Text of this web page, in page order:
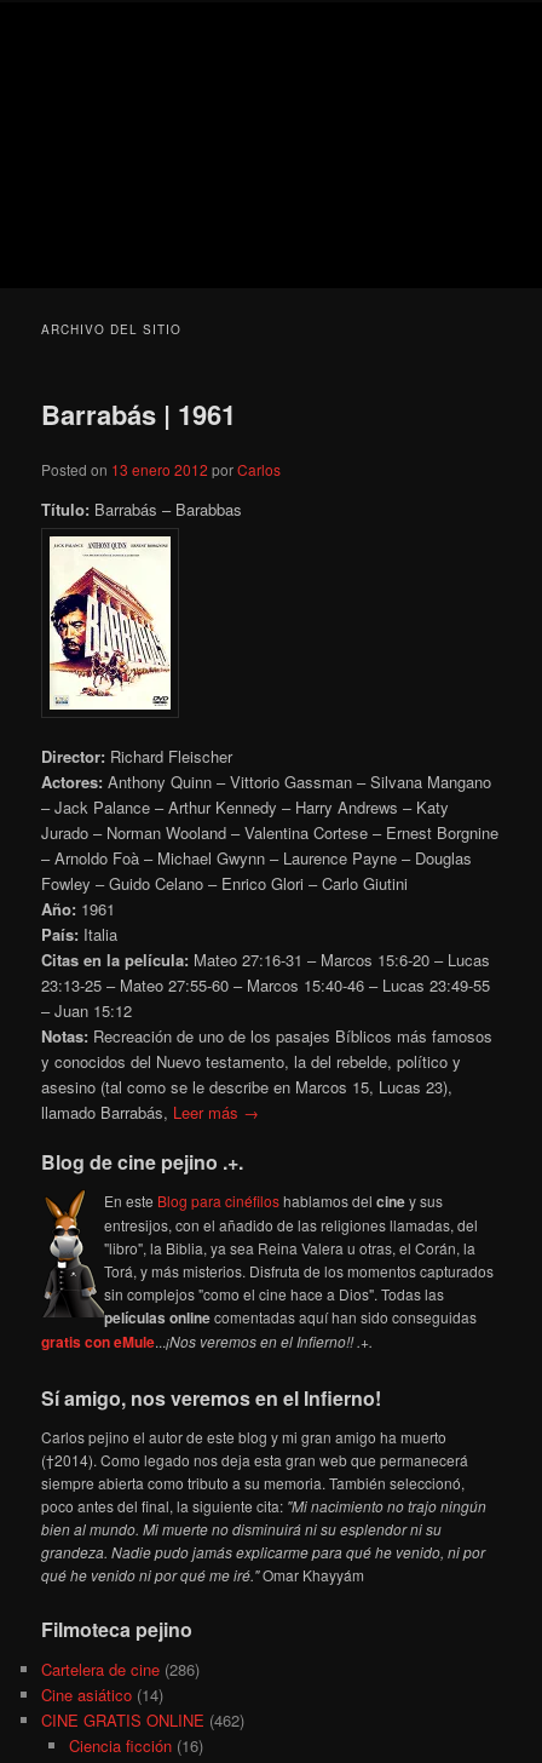
ARCHIVO DEL SITIO
Barrabás | 1961
Posted on 13 enero 2012 porCarlos
Título: Barrabás – Barabbas
Director: Richard Fleischer
Actores: Anthony Quinn – Vittorio Gassman – Silvana Mangano
– Jack Palance – Arthur Kennedy – Harry Andrews – Katy
Jurado – Norman Wooland – Valentina Cortese – Ernest Borgnine
– Arnoldo Foà – Michael Gwynn – Laurence Payne – Douglas
Fowley – Guido Celano – Enrico Glori – Carlo Giutini
Año: 1961
País: Italia
Citas en la película: Mateo 27:16-31 – Marcos 15:6-20 – Lucas
23:13-25 – Mateo 27:55-60 – Marcos 15:40-46 – Lucas 23:49-55
– Juan 15:12
Notas: Recreación de uno de los pasajes Bíblicos más famosos
y conocidos del Nuevo testamento, la del rebelde, político y
asesino (tal como se le describe en Marcos 15, Lucas 23),
llamado Barrabás, Leer más →
Blog de cine pejino .+.
En este Blog para cinéfiloshablamos delciney sus
entresijos, con el añadido de las religiones llamadas, del
"libro", la Biblia, ya sea Reina Valera u otras, el Corán, la
Torá, y más misterios. Disfruta de los momentos capturados
sin complejos "como el cine hace a Dios". Todas las
películas onlinecomentadas aquí han sido conseguidas
gratis con eMule...¡Nos veremos en el Infierno!! .+.
Sí amigo, nos veremos en el Infierno!
Carlos pejino el autor de este blog y mi gran amigo ha muerto
(†2014). Como legado nos deja esta gran web que permanecerá
siempre abierta como tributo a su memoria. También seleccionó,
poco antes del final, la siguiente cita: "Mi nacimiento no trajo ningún
bien al mundo. Mi muerte no disminuirá ni su esplendor ni su
grandeza. Nadie pudo jamás explicarme para qué he venido, ni por
qué he venido ni por qué me iré."Omar Khayyám
Filmoteca pejino
Cartelera de cine (286)
Cine asiático (14)
CINE GRATIS ONLINE (462)
Ciencia ficción(16)